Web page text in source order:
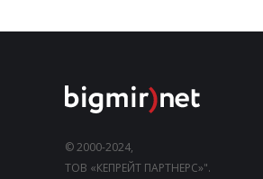
© 2000-2024,
ТОВ «КЕПРЕЙТ ПАРТНЕРС»".